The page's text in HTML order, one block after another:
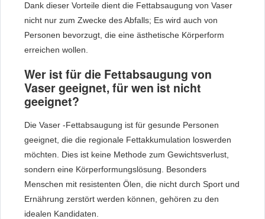
Dank dieser Vorteile dient die Fettabsaugung von Vaser
nicht nur zum Zwecke des Abfalls; Es wird auch von
Personen bevorzugt, die eine ästhetische Körperform
erreichen wollen.
Wer ist für die Fettabsaugung von
Vaser geeignet, für wen ist nicht
geeignet?
Die Vaser -Fettabsaugung ist für gesunde Personen
geeignet, die die regionale Fettakkumulation loswerden
möchten. Dies ist keine Methode zum Gewichtsverlust,
sondern eine Körperformungslösung. Besonders
Menschen mit resistenten Ölen, die nicht durch Sport und
Ernährung zerstört werden können, gehören zu den
idealen Kandidaten.